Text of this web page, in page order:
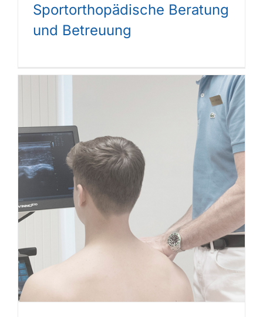
Sportorthopädische Beratung
und­ Betreuung